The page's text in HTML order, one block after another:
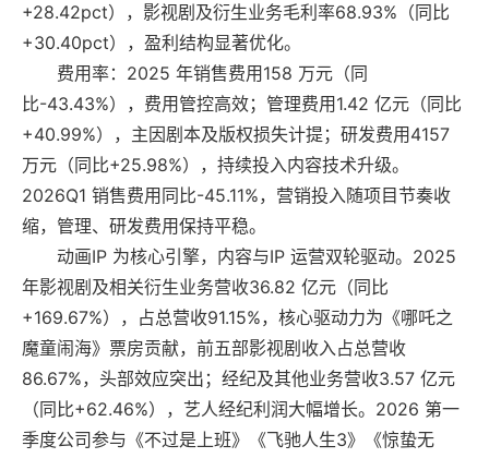
+28.42pct），影视剧及衍生业务毛利率68.93%（同比
+30.40pct），盈利结构显著优化。
费用率：2025 年销售费用158 万元（同
比-43.43%），费用管控高效；管理费用1.42 亿元（同比
+40.99%），主因剧本及版权损失计提；研发费用4157
万元（同比+25.98%），持续投入内容技术升级。
2026Q1 销售费用同比-45.11%，营销投入随项目节奏收
缩，管理、研发费用保持平稳。
动画IP 为核心引擎，内容与IP 运营双轮驱动。2025
年影视剧及相关衍生业务营收36.82 亿元（同比
+169.67%），占总营收91.15%，核心驱动力为《哪吒之
魔童闹海》票房贡献，前五部影视剧收入占总营收
86.67%，头部效应突出；经纪及其他业务营收3.57 亿元
（同比+62.46%），艺人经纪利润大幅增长。2026 第一
季度公司参与《不过是上班》《飞驰人生3》《惊蛰无